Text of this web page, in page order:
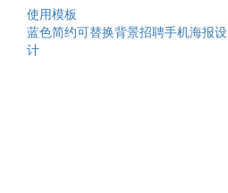
使用模板
蓝色简约可替换背景招聘手机海报设
计